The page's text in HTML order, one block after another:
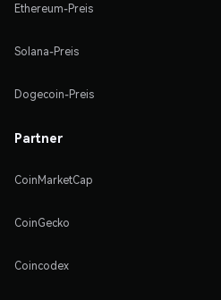
Ethereum-Preis
Solana-Preis
Dogecoin-Preis
Partner
CoinMarketCap
CoinGecko
Coincodex